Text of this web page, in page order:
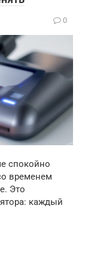
0
спокойно
временем
Это
каждый